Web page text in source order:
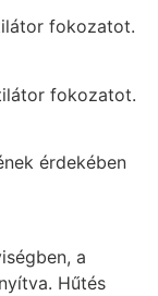
fokozatot.
fokozatot.
érdekében
a
Hűtés